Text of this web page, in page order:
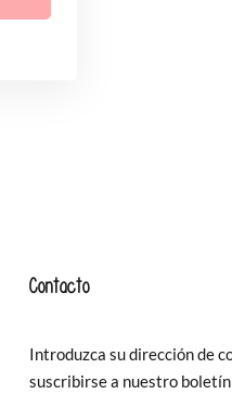
Contacto
Introduzca su dirección de
suscribirse a nuestro